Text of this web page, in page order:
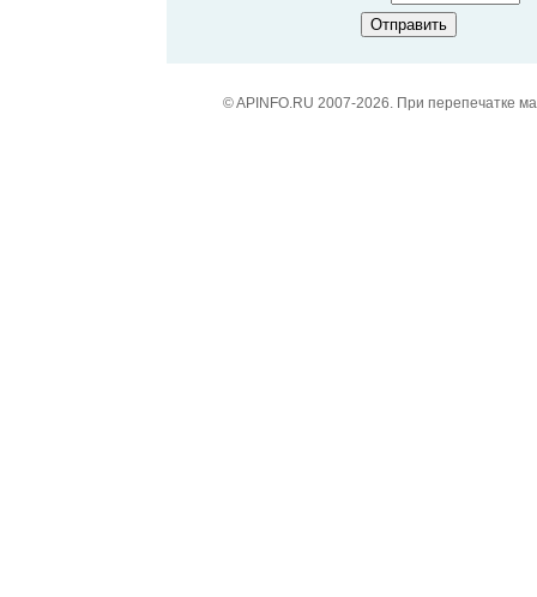
© APINFO.RU 2007-2026. При перепечатке